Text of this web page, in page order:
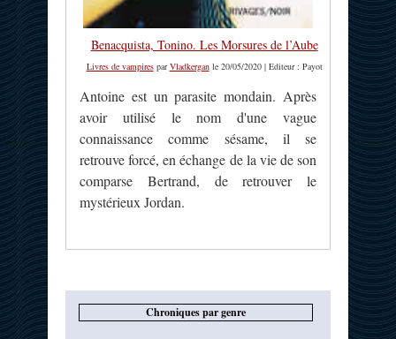
Benacquista, Tonino. Les Morsures de l’Aube
Livres de vampiresparVladkerganle 20/05/2020 | Editeur : Payot
Antoine est un parasite mondain. Après
avoir utilisé le nom d'une vague
connaissance comme sésame, il se
retrouve forcé, en échange de la vie de son
comparse Bertrand, de retrouver le
mystérieux Jordan.
Chroniques par genre